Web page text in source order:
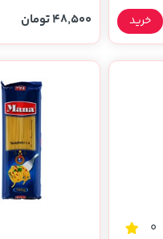
خرید 48,500 تومان
0